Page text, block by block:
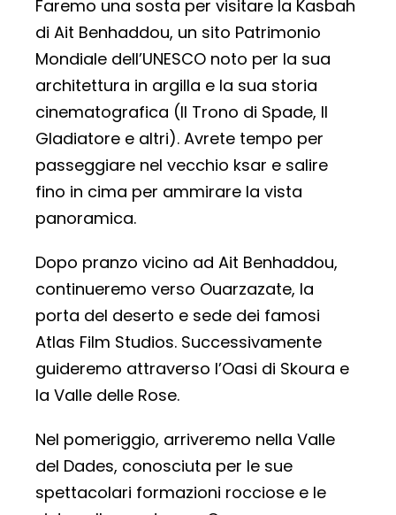
Faremo una sosta per visitare la Kasbah
di Ait Benhaddou, un sito Patrimonio
Mondiale dell’UNESCO noto per la sua
architettura in argilla e la sua storia
cinematografica (Il Trono di Spade, Il
Gladiatore e altri). Avrete tempo per
passeggiare nel vecchio ksar e salire
fino in cima per ammirare la vista
panoramica.
Dopo pranzo vicino ad Ait Benhaddou,
continueremo verso Ouarzazate, la
porta del deserto e sede dei famosi
Atlas Film Studios. Successivamente
guideremo attraverso l’Oasi di Skoura e
la Valle delle Rose.
Nel pomeriggio, arriveremo nella Valle
del Dades, conosciuta per le sue
spettacolari formazioni rocciose e le